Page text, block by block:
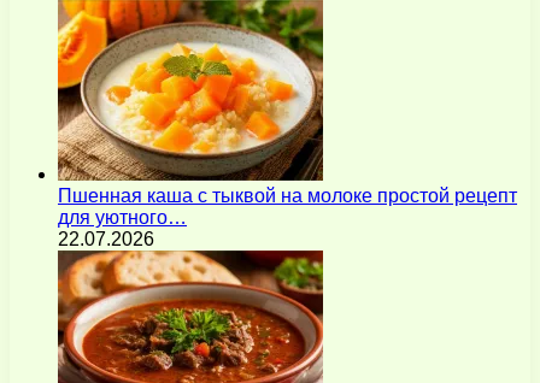
Пшенная каша с тыквой на молоке простой рецепт
для уютного…
22.07.2026